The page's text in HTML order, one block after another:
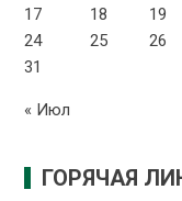
17
18 19
24
25 26
31
« Июл
ГОРЯЧАЯ